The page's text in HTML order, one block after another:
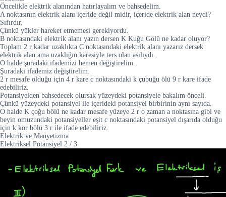
Öncelikle elektrik alanından hatırlayalım ve bahsedelim.
A noktasının elektrik alanı içeride değil midir, içeride elektrik alan neydi?
Sıfırdır.
Çünkü yükler hareket etmemesi gerekiyordu.
B noktasındaki elektrik alanı yazın dersen K Kuğu Gölü ne kadar oluyor?
Toplam 2 r kadar uzaklıkta C noktasındaki elektrik alanı yazarız dersek
elektrik alan ama uzaklığın karesiyle ters olan asılıydı.
O halde şuradaki ifademizi hemen değiştirelim.
Şuradaki ifademiz değiştirelim.
2 r mesafe olduğu için 4 r kare c noktasındaki k çubuğu ölü 9 r kare ifade
edebiliriz.
Potansiyelden bahsedecek olursak yüzeydeki potansiyele bakalım önceli.
Çünkü yüzeydeki potansiyel ile içerideki potansiyel birbirinin aynı sayıda.
O halde K çoğu bölü ne kadar mesafe yüzeye 2 r o zaman a noktasına gibi ve
beyin omuzundaki potansiyeller eşit c noktasındaki potansiyel dışarıda olduğu
için k kör bölü 3 r ile ifade edebiliriz.
Elektrik ve Manyetizma
Elektriksel Potansiyel 2 / 3